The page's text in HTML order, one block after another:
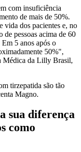
com insuficiência
de mais de 50%.
vida dos pacientes e, no
de pessoas acima de 60
5 anos após o
50%",
Médica da Lilly Brasil,
tirzepatida são tão
Magno.
sua diferença
como